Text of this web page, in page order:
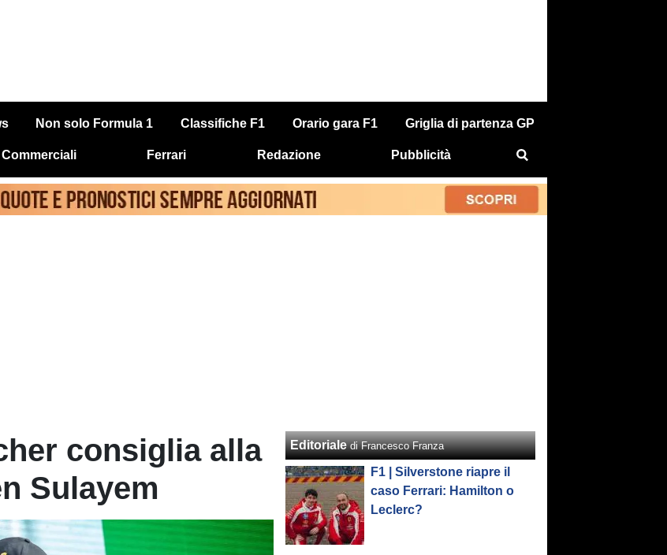
Non solo Formula 1 Classifiche F1 Orario gara F1 Griglia di partenza GP
Ferrari Redazione Pubblicità
consiglia alla
Sulayem
Editoriale di Francesco Franza
F1 | Silverstone riapre il
caso Ferrari: Hamilton o
Leclerc?